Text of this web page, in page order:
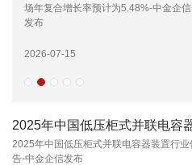
信发布
场年复合增长率预计为5.48%-中金企信
发布
2026-07-15
2025年中国低压柜式并联电容器装置行
告-中金企信发布